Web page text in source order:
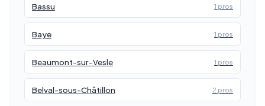
Bassu 1 pros
Baye 1 pros
Beaumont-sur-Vesle 1 pros
Belval-sous-Châtillon 2 pros